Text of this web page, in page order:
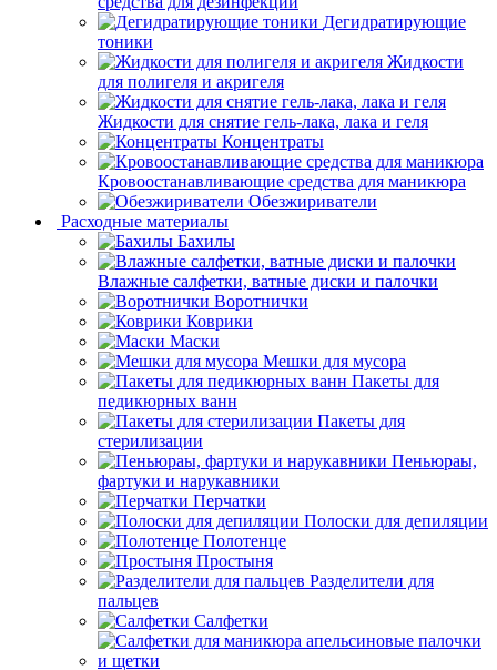
Дегидратирующие
тоники
Жидкости
для полигеля и акригеля
Жидкости для снятие гель-лака, лака и геля
Концентраты
Кровоостанавливающие средства для маникюра
Обезжириватели
Расходные материалы
Бахилы
Влажные салфетки, ватные диски и палочки
Воротнички
Коврики
Маски
Мешки для мусора
Пакеты для
педикюрных ванн
Пакеты для
стерилизации
Пеньюраы,
фартуки и нарукавники
Перчатки
Полоски для депиляции
Полотенце
Простыня
Разделители для
пальцев
Салфетки